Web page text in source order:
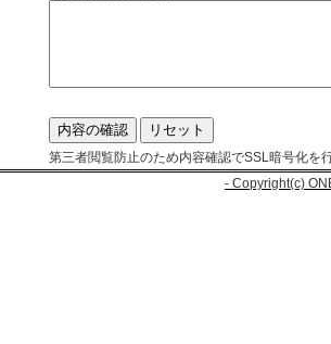
第三者閲覧防止のため内容確認でSSL暗号化を
- Copyright(c)